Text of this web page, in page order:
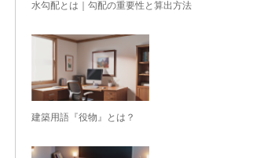
水勾配とは｜勾配の重要性と算出方法
建築用語『役物』とは？